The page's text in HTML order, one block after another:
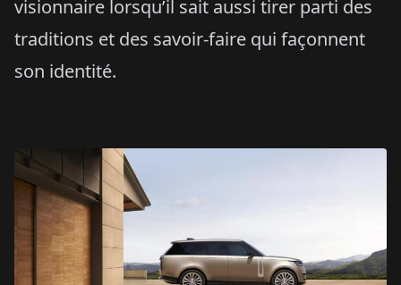
visionnaire lorsqu’il sait aussi tirer parti des
traditions et des savoir-faire qui façonnent
son identité.